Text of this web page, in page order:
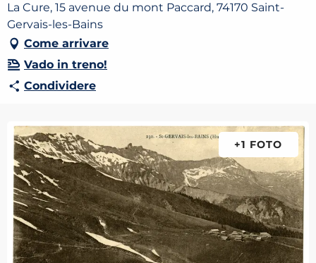
La Cure, 15 avenue du mont Paccard, 74170 Saint-
Gervais-les-Bains
Come arrivare
Vado in treno!
Condividere
+1 FOTO